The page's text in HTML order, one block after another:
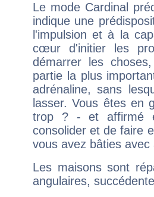
Le mode Cardinal
indique une
l'impulsion et à la
cœur d'initier les
démarrer les
partie la plus
adrénaline, sans
lasser. Vous êtes en
trop ? - et affirmé
consolider et de faire
vous avez bâties avec
Les maisons sont
angulaires,